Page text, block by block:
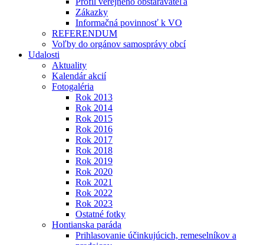
Zákazky
Informačná povinnosť k VO
REFERENDUM
Voľby do orgánov samosprávy obcí
Udalosti
Aktuality
Kalendár akcií
Fotogaléria
Rok 2013
Rok 2014
Rok 2015
Rok 2016
Rok 2017
Rok 2018
Rok 2019
Rok 2020
Rok 2021
Rok 2022
Rok 2023
Ostatné fotky
Hontianska paráda
Prihlasovanie účinkujúcich, remeselníkov a